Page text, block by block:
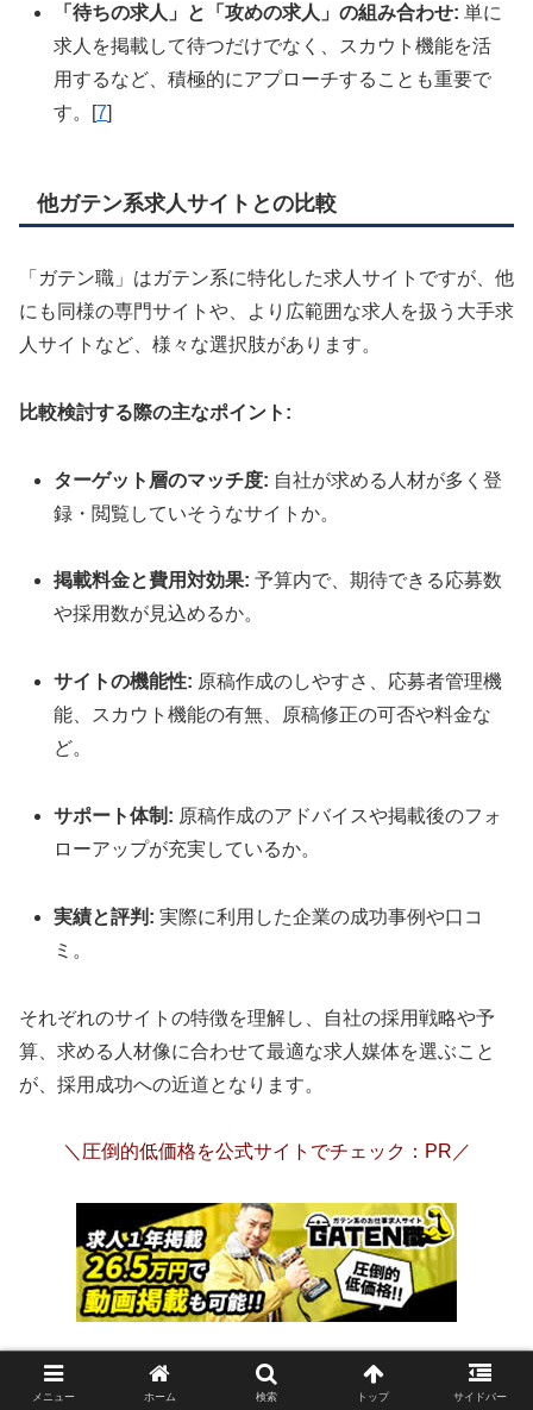
「待ちの求人」と「攻めの求人」の組み合わせ: 単に
求人を掲載して待つだけでなく、スカウト機能を活
用するなど、積極的にアプローチすることも重要で
す。[7]
他ガテン系求人サイトとの比較
「ガテン職」はガテン系に特化した求人サイトですが、他
にも同様の専門サイトや、より広範囲な求人を扱う大手求
人サイトなど、様々な選択肢があります。
比較検討する際の主なポイント:
ターゲット層のマッチ度: 自社が求める人材が多く登
録・閲覧していそうなサイトか。
掲載料金と費用対効果: 予算内で、期待できる応募数
や採用数が見込めるか。
サイトの機能性: 原稿作成のしやすさ、応募者管理機
能、スカウト機能の有無、原稿修正の可否や料金な
ど。
サポート体制: 原稿作成のアドバイスや掲載後のフォ
ローアップが充実しているか。
実績と評判: 実際に利用した企業の成功事例や口コ
ミ。
それぞれのサイトの特徴を理解し、自社の採用戦略や予
算、求める人材像に合わせて最適な求人媒体を選ぶこと
が、採用成功への近道となります。
＼圧倒的低価格を公式サイトでチェック：PR／
公式サイトで掲載申し込みの詳細を見る
メニュー ホーム 検索 トップ サイドバー